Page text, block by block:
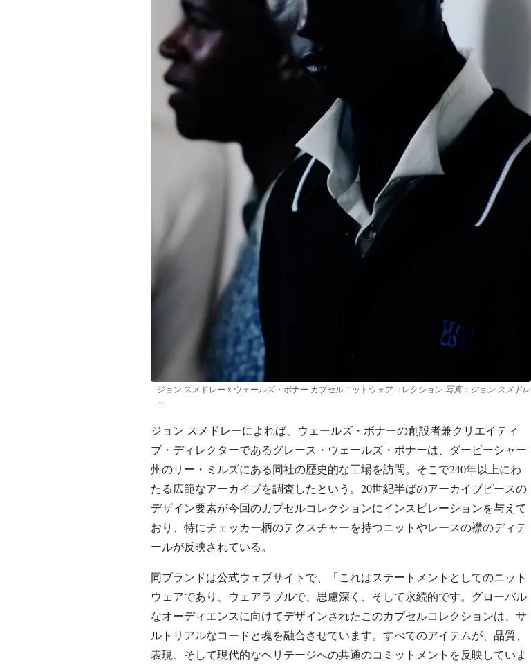
ジョン スメドレー x ウェールズ・ボナー カプセルニットウェアコレクション 写真：ジョン スメドレ
ー
ジョン スメドレーによれば、ウェールズ・ボナーの創設者兼クリエイティ
ブ・ディレクターであるグレース・ウェールズ・ボナーは、ダービーシャー
州のリー・ミルズにある同社の歴史的な工場を訪問。そこで240年以上にわ
たる広範なアーカイブを調査したという。20世紀半ばのアーカイブピースの
デザイン要素が今回のカプセルコレクションにインスピレーションを与えて
おり、特にチェッカー柄のテクスチャーを持つニットやレースの襟のディテ
ールが反映されている。
同ブランドは公式ウェブサイトで、「これはステートメントとしてのニット
ウェアであり、ウェアラブルで、思慮深く、そして永続的です。グローバル
なオーディエンスに向けてデザインされたこのカプセルコレクションは、サ
ルトリアルなコードと魂を融合させています。すべてのアイテムが、品質、
表現、そして現代的なヘリテージへの共通のコミットメントを反映していま